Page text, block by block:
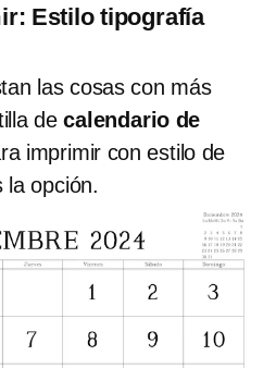
Estilo tipografía
las cosas con más
decalendario de
imprimir con estilo de
la opción.